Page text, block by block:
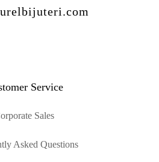
Service
Sales
Asked Questions